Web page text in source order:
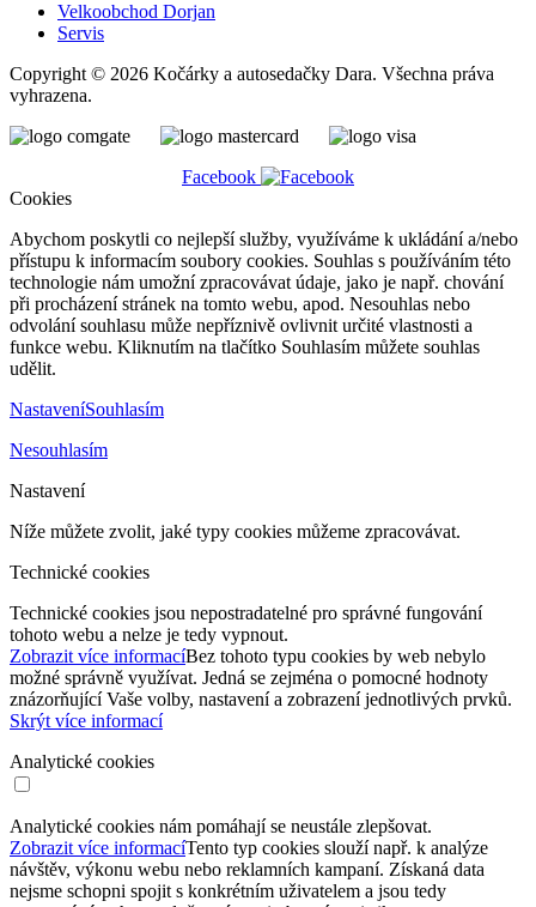
Velkoobchod Dorjan
Servis
Copyright © 2026 Kočárky a autosedačky Dara. Všechna práva
vyhrazena.
Facebook
Cookies
Abychom poskytli co nejlepší služby, využíváme k ukládání a/nebo
přístupu k informacím soubory cookies. Souhlas s používáním této
technologie nám umožní zpracovávat údaje, jako je např. chování
při procházení stránek na tomto webu, apod. Nesouhlas nebo
odvolání souhlasu může nepříznivě ovlivnit určité vlastnosti a
funkce webu. Kliknutím na tlačítko Souhlasím můžete souhlas
udělit.
NastaveníSouhlasím
Nesouhlasím
Nastavení
Níže můžete zvolit, jaké typy cookies můžeme zpracovávat.
Technické cookies
Technické cookies jsou nepostradatelné pro správné fungování
tohoto webu a nelze je tedy vypnout.
Zobrazit více informacíBez tohoto typu cookies by web nebylo
možné správně využívat. Jedná se zejména o pomocné hodnoty
znázorňující Vaše volby, nastavení a zobrazení jednotlivých prvků.
Skrýt více informací
Analytické cookies
Analytické cookies nám pomáhají se neustále zlepšovat.
Zobrazit více informacíTento typ cookies slouží např. k analýze
návštěv, výkonu webu nebo reklamních kampaní. Získaná data
nejsme schopni spojit s konkrétním uživatelem a jsou tedy